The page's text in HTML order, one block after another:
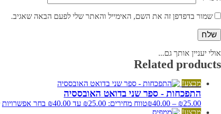
שמור בדפדפן זה את השם, האימייל והאתר שלי לפעם הבאה שאגיב.
אולי יעניין אותך גם...
Related products
מבצע!
התפכחות - ספר שני בדואט האובססיה
₪25.00
–
₪40.00 טווח מחירים: ⁦₪25.00⁩ עד ⁦₪40.00⁩ בחר אפשרויות
מבצע!